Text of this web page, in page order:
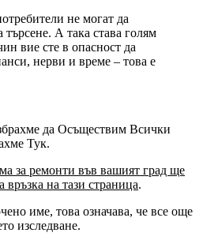
не могат да
търсене. А така става голям
вие сте в опасност да
нерви и време – това е
да Осъществим Всички
Тук.
за ремонти във вашият град ще
връзка на тази страница.
име, това означава, че все още
изследване.